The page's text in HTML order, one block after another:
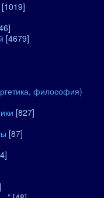
[1019]
[4679]
философия)
[827]
[87]